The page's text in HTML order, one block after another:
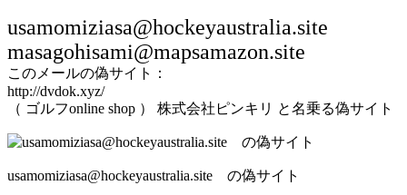
usamomiziasa@hockeyaustralia.site
masagohisami@mapsamazon.site
このメールの偽サイト：
http://dvdok.xyz/
（ ゴルフonline shop ） 株式会社ピンキリ と名乗る偽サイト
usamomiziasa@hockeyaustralia.site の偽サイト